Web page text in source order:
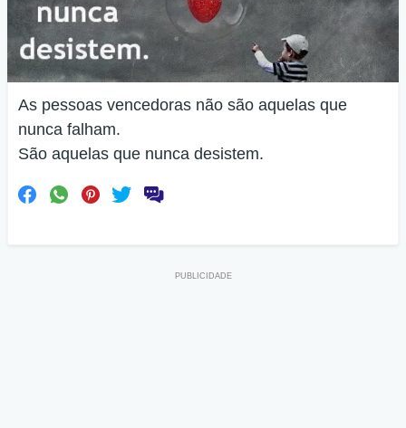
As pessoas vencedoras não são aquelas que
nunca falham.
São aquelas que nunca desistem.